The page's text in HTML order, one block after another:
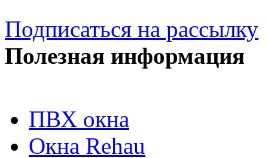
Подписаться на рассылку
Полезная информация
ПВХ окна
Окна Rehau